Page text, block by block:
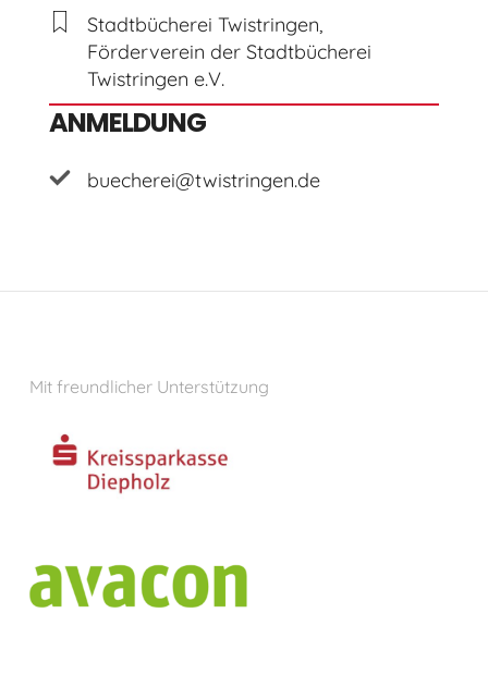
Stadtbücherei Twistringen,
Förderverein der Stadtbücherei
Twistringen e.V.
ANMELDUNG
buecherei@twistringen.de
Mit freundlicher Unterstützung